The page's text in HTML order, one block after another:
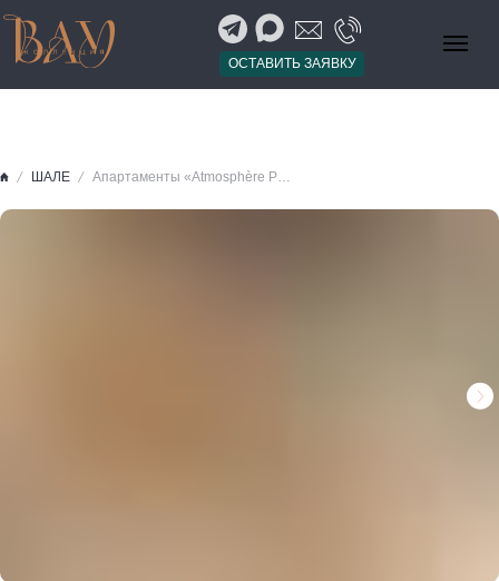
ОСТАВИТЬ ЗАЯВКУ
ШАЛЕ Апартаменты «Atmosphère Penthouse», Куршевель-1850